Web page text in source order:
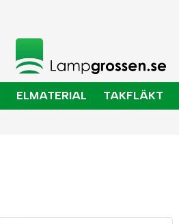
ELMATERIAL TAKFLÄKT